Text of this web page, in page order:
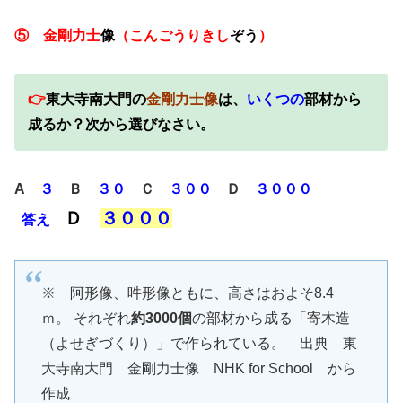
⑤ 金剛力士像 （こんごうりきしぞう ）
👉東大寺南大門の金剛力士像は、 いくつの部材から
成るか？次から選びなさい。
A ３ Ｂ ３０ Ｃ ３００ Ｄ
３０００
答え
Ｄ ３０００
※ 阿形像、吽形像ともに、高さはおよそ8.4
ｍ。 それぞれ約3000個の部材から成る「寄木造
（よせぎづくり）」で作られている。 出典 東
大寺南大門 金剛力士像 NHK for School から
作成